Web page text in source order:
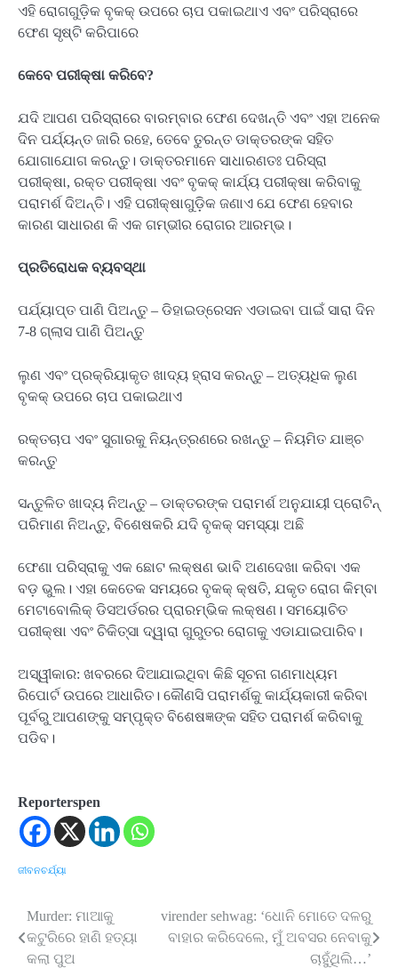
ଏହି ରୋଗଗୁଡ଼ିକ ବୃକକ୍ ଉପରେ ଚାପ ପକାଇଥାଏ ଏବଂ ପରିସ୍ରାରେ
ଫେଣ ସୃଷ୍ଟି କରିପାରେ
କେବେ ପରୀକ୍ଷା କରିବେ?
ଯଦି ଆପଣ ପରିସ୍ରାରେ ବାରମ୍ବାର ଫେଣ ଦେଖନ୍ତି ଏବଂ ଏହା ଅନେକ
ଦିନ ପର୍ଯ୍ୟନ୍ତ ଜାରି ରହେ, ତେବେ ତୁରନ୍ତ ଡାକ୍ତରଙ୍କ ସହିତ
ଯୋଗାଯୋଗ କରନ୍ତୁ। ଡାକ୍ତରମାନେ ସାଧାରଣତଃ ପରିସ୍ରା
ପରୀକ୍ଷା, ରକ୍ତ ପରୀକ୍ଷା ଏବଂ ବୃକକ୍ କାର୍ଯ୍ୟ ପରୀକ୍ଷା କରିବାକୁ
ପରାମର୍ଶ ଦିଅନ୍ତି। ଏହି ପରୀକ୍ଷାଗୁଡ଼ିକ ଜଣାଏ ଯେ ଫେଣ ହେବାର
କାରଣ ସାଧାରଣ କି ଏକ ଗମ୍ଭୀର ରୋଗର ଆରମ୍ଭ।
ପ୍ରତିରୋଧକ ବ୍ୟବସ୍ଥା
ପର୍ଯ୍ୟାପ୍ତ ପାଣି ପିଅନ୍ତୁ – ଡିହାଇଡ୍ରେସନ ଏଡାଇବା ପାଇଁ ସାରା ଦିନ
7-8 ଗ୍ଲାସ ପାଣି ପିଅନ୍ତୁ
ଲୁଣ ଏବଂ ପ୍ରକ୍ରିୟାକୃତ ଖାଦ୍ୟ ହ୍ରାସ କରନ୍ତୁ – ଅତ୍ୟଧିକ ଲୁଣ
ବୃକକ୍ ଉପରେ ଚାପ ପକାଇଥାଏ
ରକ୍ତଚାପ ଏବଂ ସୁଗାରକୁ ନିୟନ୍ତ୍ରଣରେ ରଖନ୍ତୁ – ନିୟମିତ ଯାଞ୍ଚ
କରନ୍ତୁ
ସନ୍ତୁଳିତ ଖାଦ୍ୟ ନିଅନ୍ତୁ – ଡାକ୍ତରଙ୍କ ପରାମର୍ଶ ଅନୁଯାୟୀ ପ୍ରୋଟିନ୍
ପରିମାଣ ନିଅନ୍ତୁ, ବିଶେଷକରି ଯଦି ବୃକକ୍ ସମସ୍ୟା ଅଛି
ଫେଣା ପରିସ୍ରାକୁ ଏକ ଛୋଟ ଲକ୍ଷଣ ଭାବି ଅଣଦେଖା କରିବା ଏକ
ବଡ଼ ଭୁଲ। ଏହା କେତେକ ସମୟରେ ବୃକକ୍ କ୍ଷତି, ଯକୃତ ରୋଗ କିମ୍ବା
ମେଟାବୋଲିକ୍ ଡିସଅର୍ଡରର ପ୍ରାରମ୍ଭିକ ଲକ୍ଷଣ। ସମୟୋଚିତ
ପରୀକ୍ଷା ଏବଂ ଚିକିତ୍ସା ଦ୍ୱାରା ଗୁରୁତର ରୋଗକୁ ଏଡାଯାଇପାରିବ।
ଅସ୍ୱୀକାର: ଖବରରେ ଦିଆଯାଇଥିବା କିଛି ସୂଚନା ଗଣମାଧ୍ୟମ
ରିପୋର୍ଟ ଉପରେ ଆଧାରିତ। କୌଣସି ପରାମର୍ଶକୁ କାର୍ଯ୍ୟକାରୀ କରିବା
ପୂର୍ବରୁ ଆପଣଙ୍କୁ ସମ୍ପୃକ୍ତ ବିଶେଷଜ୍ଞଙ୍କ ସହିତ ପରାମର୍ଶ କରିବାକୁ
ପଡିବ।
Reporterspen
ଜୀବନଚର୍ଯ୍ୟା
Post
navigation
Murder: ମାଆକୁ
କଟୁରିରେ ହାଣି ହତ୍ୟା
କଲା ପୁଅ
virender sehwag: ‘ଧୋନି ମୋତେ ଦଳରୁ
ବାହାର କରିଦେଲେ, ମୁଁ ଅବସର ନେବାକୁ
ଚାହୁଁଥିଲି…’